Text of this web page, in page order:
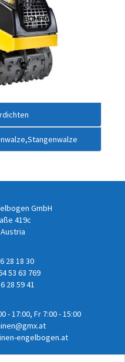
GmbH
419c
28 18 30
53 63 769
28 59 41
- 17:00, Fr 7:00 - 15:00
engelbogen.at